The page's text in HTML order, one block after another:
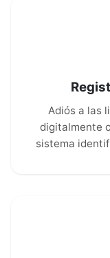
Adiós a las
digitalmente
sistema